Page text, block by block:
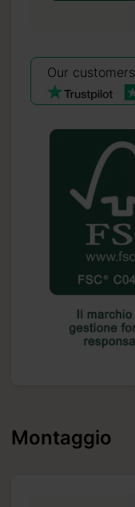
Our customers
Montaggio